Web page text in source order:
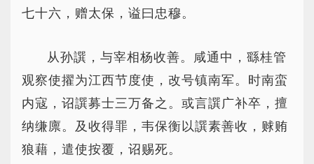
七十六，赠太保，谥曰忠穆。
从孙譔，与宰相杨收善。咸通中，繇桂管
观察使擢为江西节度使，改号镇南军。时南蛮
内寇，诏譔募士三万备之。或言譔广补卒，擅
纳缣廪。及收得罪，韦保衡以譔素善收，赇贿
狼藉，遣使按覆，诏赐死。